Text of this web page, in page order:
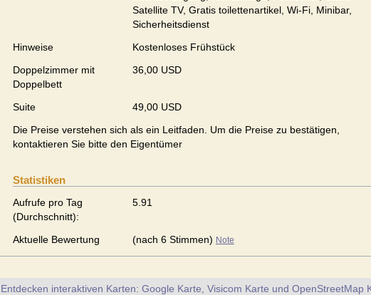
Satellite TV, Gratis toilettenartikel, Wi-Fi, Minibar,
Sicherheitsdienst
Hinweise
Kostenloses Frühstück
Doppelzimmer mit
Doppelbett
36,00 USD
Suite
49,00 USD
Die Preise verstehen sich als ein Leitfaden. Um die Preise zu bestätigen,
kontaktieren Sie bitte den Eigentümer
Statistiken
Aufrufe pro Tag
(Durchschnitt):
5.91
Aktuelle Bewertung (nach 6 Stimmen) Note
Entdecken interaktiven Karten: Google Karte, Visicom Karte und OpenStreetMap